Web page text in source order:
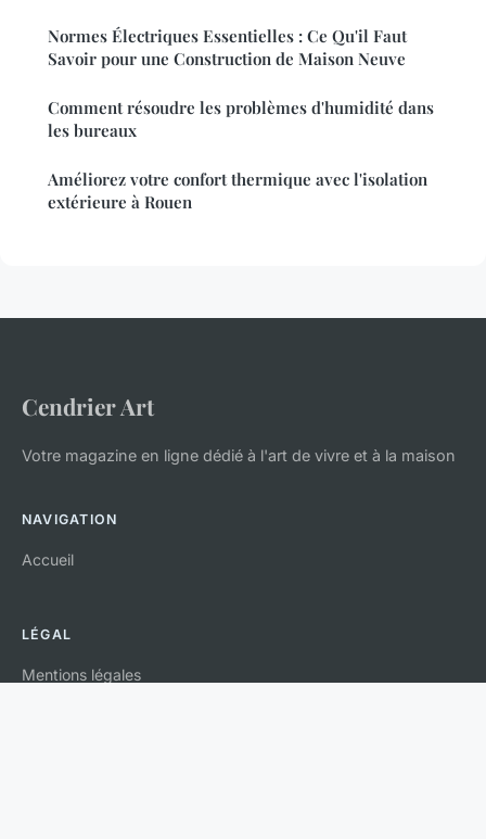
Normes Électriques Essentielles : Ce Qu'il Faut
Savoir pour une Construction de Maison Neuve
Comment résoudre les problèmes d'humidité dans
les bureaux
Améliorez votre confort thermique avec l'isolation
extérieure à Rouen
Cendrier Art
Votre magazine en ligne dédié à l'art de vivre et à la maison
NAVIGATION
Accueil
LÉGAL
Mentions légales